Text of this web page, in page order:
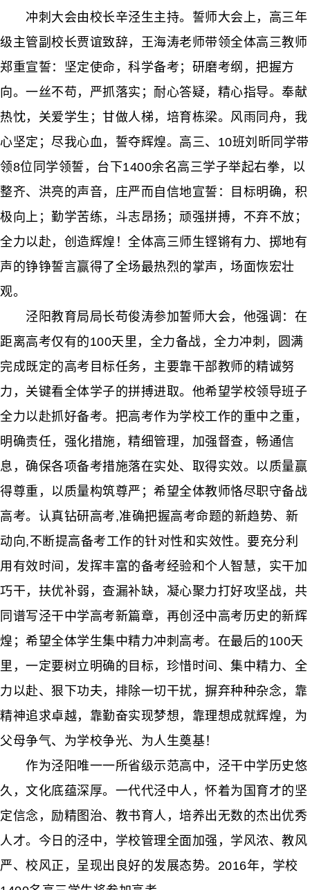
冲刺大会由校长辛泾生主持。誓师大会上，高三年
级主管副校长贾谊致辞，王海涛老师带领全体高三教师
郑重宣誓：坚定使命，科学备考；研磨考纲，把握方
向。一丝不苟，严抓落实；耐心答疑，精心指导。奉献
热忱，关爱学生；甘做人梯，培育栋梁。风雨同舟，我
心坚定；尽我心血，誓夺辉煌。高三、10班刘昕同学带
领8位同学领誓，台下1400余名高三学子举起右拳，以
整齐、洪亮的声音，庄严而自信地宣誓：目标明确，积
极向上；勤学苦练，斗志昂扬；顽强拼搏，不弃不放；
全力以赴，创造辉煌！全体高三师生铿锵有力、掷地有
声的铮铮誓言赢得了全场最热烈的掌声，场面恢宏壮
观。
泾阳教育局局长苟俊涛参加誓师大会，他强调：在
距离高考仅有的100天里，全力备战，全力冲刺，圆满
完成既定的高考目标任务，主要靠干部教师的精诚努
力，关键看全体学子的拼搏进取。他希望学校领导班子
全力以赴抓好备考。把高考作为学校工作的重中之重，
明确责任，强化措施，精细管理，加强督查，畅通信
息，确保各项备考措施落在实处、取得实效。以质量赢
得尊重，以质量构筑尊严；希望全体教师恪尽职守备战
高考。认真钻研高考,准确把握高考命题的新趋势、新
动向,不断提高备考工作的针对性和实效性。要充分利
用有效时间，发挥丰富的备考经验和个人智慧，实干加
巧干，扶优补弱，查漏补缺，凝心聚力打好攻坚战，共
同谱写泾干中学高考新篇章，再创泾中高考历史的新辉
煌；希望全体学生集中精力冲刺高考。在最后的100天
里，一定要树立明确的目标，珍惜时间、集中精力、全
力以赴、狠下功夫，排除一切干扰，摒弃种种杂念，靠
精神追求卓越，靠勤奋实现梦想，靠理想成就辉煌，为
父母争气、为学校争光、为人生奠基！
作为泾阳唯一一所省级示范高中，泾干中学历史悠
久，文化底蕴深厚。一代代泾中人，怀着为国育才的坚
定信念，励精图治、教书育人，培养出无数的杰出优秀
人才。今日的泾中，学校管理全面加强，学风浓、教风
严、校风正，呈现出良好的发展态势。2016年，学校